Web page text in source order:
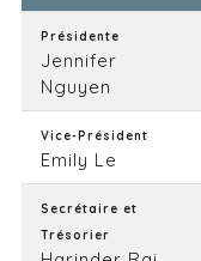
Présidente
Jennifer
Nguyen
Vice-Président
Emily Le
Secrétaire et
Trésorier